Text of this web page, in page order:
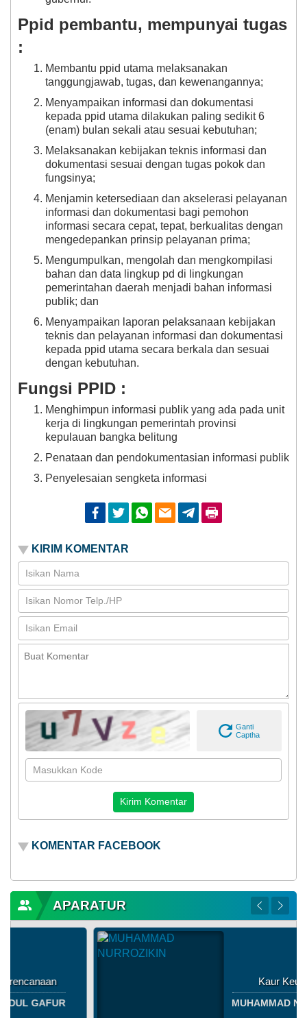
Ppid pembantu, mempunyai tugas
:
Membantu ppid utama melaksanakan
tanggungjawab, tugas, dan kewenangannya;
Menyampaikan informasi dan dokumentasi
kepada ppid utama dilakukan paling sedikit 6
(enam) bulan sekali atau sesuai kebutuhan;
Melaksanakan kebijakan teknis informasi dan
dokumentasi sesuai dengan tugas pokok dan
fungsinya;
Menjamin ketersediaan dan akselerasi pelayanan
informasi dan dokumentasi bagi pemohon
informasi secara cepat, tepat, berkualitas dengan
mengedepankan prinsip pelayanan prima;
Mengumpulkan, mengolah dan mengkompilasi
bahan dan data lingkup pd di lingkungan
pemerintahan daerah menjadi bahan informasi
publik; dan
Menyampaikan laporan pelaksanaan kebijakan
teknis dan pelayanan informasi dan dokumentasi
kepada ppid utama secara berkala dan sesuai
dengan kebutuhan.
Fungsi PPID :
Menghimpun informasi publik yang ada pada unit
kerja di lingkungan pemerintah provinsi
kepulauan bangka belitung
Penataan dan pendokumentasian informasi publik
Penyelesaian sengketa informasi
Facebook
Twitter Whatsapp
Email Telegram
KIRIM KOMENTAR
Ganti
Captha
KOMENTAR FACEBOOK
APARATUR
MUHAMMAD NURROZIKIN